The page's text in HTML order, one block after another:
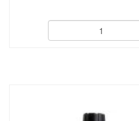
měkký mikro-polyester,
vlákno). Rozměry: 75 × 220